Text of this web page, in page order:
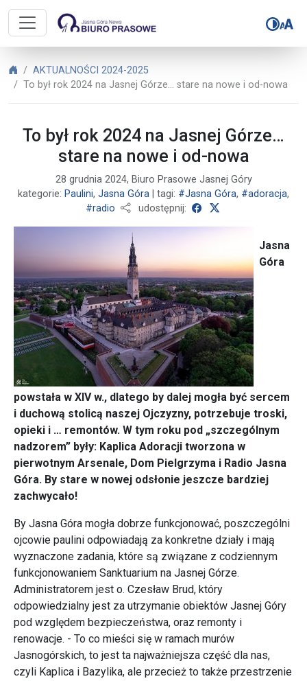
Biuro Prasowe Jasnej Góry – To
Biuro Prasowe Jasnej Góry
AKTUALNOŚCI 2024-2025
To był rok 2024 na Jasnej Górze… stare na nowe i od-nowa
To był rok 2024 na Jasnej Górze…
stare na nowe i od-nowa
28 grudnia 2024, Biuro Prasowe Jasnej Góry
kategorie: Paulini, Jasna Góra | tagi: #Jasna Góra, #adoracja,
#radio
udostępnij: udostępnij na
Jasna
Góra
powstała w XIV w., dlatego by dalej mogła być sercem
i duchową stolicą naszej Ojczyzny, potrzebuje troski,
opieki i … remontów. W tym roku pod „szczególnym
nadzorem” były: Kaplica Adoracji tworzona w
pierwotnym Arsenale, Dom Pielgrzyma i Radio Jasna
Góra. By stare w nowej odsłonie jeszcze bardziej
zachwycało!
By Jasna Góra mogła dobrze funkcjonować, poszczególni
ojcowie paulini odpowiadają za konkretne działy i mają
wyznaczone zadania, które są związane z codziennym
funkcjonowaniem Sanktuarium na Jasnej Górze.
Administratorem jest o. Czesław Brud, który
odpowiedzialny jest za utrzymanie obiektów Jasnej Góry
pod względem bezpieczeństwa, oraz remonty i
renowacje. - To co mieści się w ramach murów
Jasnogórskich, to jest ta najważniejsza część dla nas,
czyli Kaplica i Bazylika, ale przecież to także przestrzenie